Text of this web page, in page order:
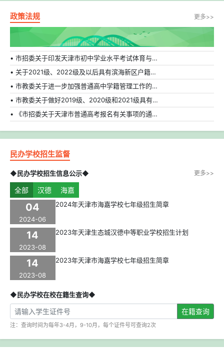
政策法规 更多>>
• 市招委关于印发天津市初中学业水平考试体育与健康科目补充方案的通知
• 关于2021级、2022级及以后具有滨海新区户籍在外省市普通高中就读学生转学的相关规定
• 市教委关于进一步加强普通高中学籍管理工作的通知
• 市教委关于做好2019级、2020级和2021级具有天津市户籍在外省市普通高中就读学生转学工作的通知
• 《市招委关于天津市普通高考报名有关事项的通知》的解读
民办学校招生监督
◆民办学校招生信息公示◆ 更多>>
全部 汉德 海嘉
04
2024-06
2024年天津市海嘉学校七年级招生简章
14
2023-08
2023年天津生态城汉德中等职业学校招生计划
14
2023-08
2023年天津市海嘉学校七年级招生简章
◆民办学校在校在籍生查询◆
在籍查询
注：查询时间为每年3-4月，9-10月，每个证件号可查询2次